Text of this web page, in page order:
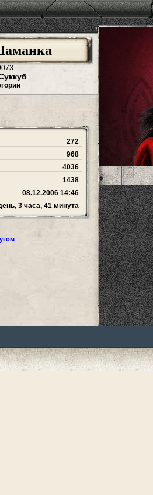
272
968
4036
1438
08.12.2006 14:46
3 часа, 41 минута